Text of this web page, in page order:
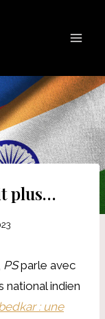
plus…
PSparle avec
national indien
: une